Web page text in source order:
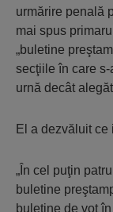
urmărire penală
mai spus
„buletine
secţiile în care
urnă decât
El a dezvăluit ce
„În cel puţin
buletine
buletine de vot